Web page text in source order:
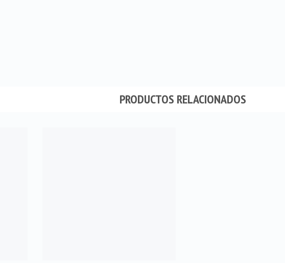
PRODUCTOS RELACIONADOS